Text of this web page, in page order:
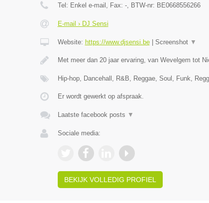
Tel: Enkel e-mail , Fax: -, BTW-nr: BE0668556266
E-mail › DJ Sensi
Website: https://www.djsensi.be| Screenshot ▼
Met meer dan 20 jaar ervaring, van Wevelgem tot
Hip-hop, Dancehall, R&B, Reggae, Soul, Funk,
Er wordt gewerkt op afspraak.
Laatste facebook posts ▼
Sociale media:
BEKIJK VOLLEDIG PROFIEL